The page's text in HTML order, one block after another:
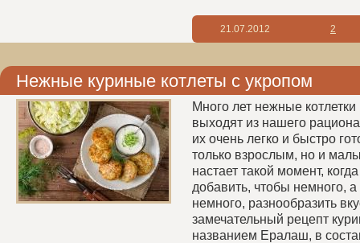
21.07.2012 2
Нежные куриные котлеты с укропом
Много лет нежные
выходят из нашего
их очень легко и быстро
только взрослым, но и
настает такой момент,
добавить, чтобы немного,
немного, разнообразить
замечательный рецепт
названием Ералаш, в